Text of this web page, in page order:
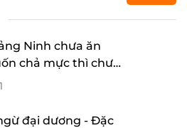
Ninh chưa ăn
chả mực thì chưa
đại dương - Đặc